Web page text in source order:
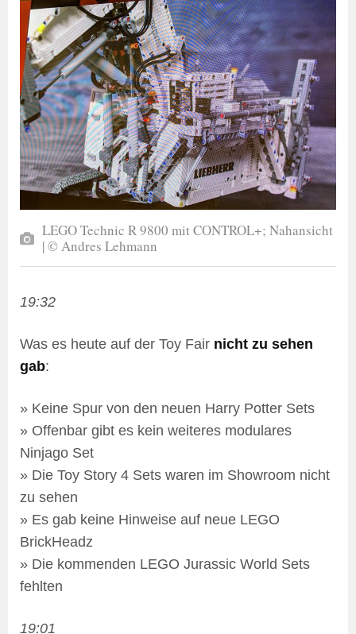
LEGO Technic R 9800 mit CONTROL+; Nahansicht
| © Andres Lehmann
19:32
Was es heute auf der Toy Fair nicht zu sehen
gab:
» Keine Spur von den neuen Harry Potter Sets
» Offenbar gibt es kein weiteres modulares
Ninjago Set
» Die Toy Story 4 Sets waren im Showroom nicht
zu sehen
» Es gab keine Hinweise auf neue LEGO
BrickHeadz
» Die kommenden LEGO Jurassic World Sets
fehlten
19:01